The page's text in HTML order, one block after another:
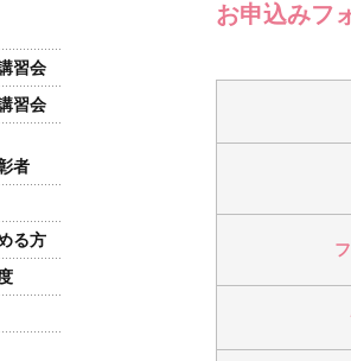
お申込みフ
習会
習会
者
る方